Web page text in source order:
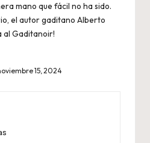
mano que fácil no ha sido.
el autor gaditano Alberto
al Gaditanoir!
15, 2024